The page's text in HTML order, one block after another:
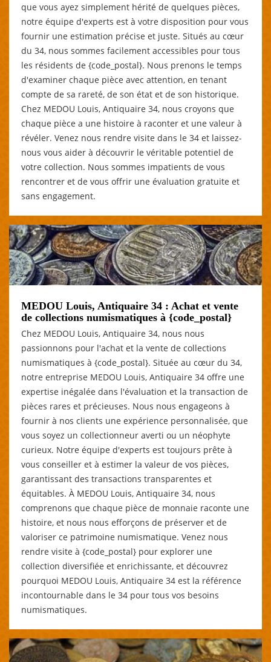
que vous ayez simplement hérité de quelques pièces,
notre équipe d'experts est à votre disposition pour vous
fournir une estimation précise et juste. Situés au cœur
du 34, nous sommes facilement accessibles pour tous
les résidents de {code_postal}. Nous prenons le temps
d'examiner chaque pièce avec attention, en tenant
compte de sa rareté, de son état et de son historique.
Chez MEDOU Louis, Antiquaire 34, nous croyons que
chaque pièce a une histoire à raconter et une valeur à
révéler. Venez nous rendre visite dans le 34 et laissez-
nous vous aider à découvrir le véritable potentiel de
votre collection. Nous sommes impatients de vous
rencontrer et de vous offrir une évaluation gratuite et
sans engagement.
MEDOU Louis, Antiquaire 34 : Achat et vente
de collections numismatiques à {code_postal}
Chez MEDOU Louis, Antiquaire 34, nous nous
passionnons pour l'achat et la vente de collections
numismatiques à {code_postal}. Située au cœur du 34,
notre entreprise MEDOU Louis, Antiquaire 34 offre une
expertise inégalée dans l'évaluation et la transaction de
pièces rares et précieuses. Nous nous engageons à
fournir à nos clients une expérience personnalisée, que
vous soyez un collectionneur averti ou un néophyte
curieux. Notre équipe d'experts est toujours prête à
vous conseiller et à estimer la valeur de vos pièces,
garantissant des transactions transparentes et
équitables. À MEDOU Louis, Antiquaire 34, nous
comprenons que chaque pièce de monnaie raconte une
histoire, et nous nous efforçons de préserver et de
valoriser ce patrimoine numismatique. Venez nous
rendre visite à {code_postal} pour explorer une
collection diversifiée et enrichissante, et découvrez
pourquoi MEDOU Louis, Antiquaire 34 est la référence
incontournable dans le 34 pour tous vos besoins
numismatiques.